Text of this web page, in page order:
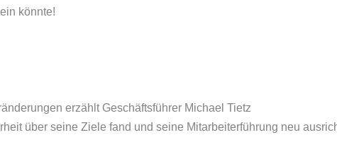
könnte!
erzählt Geschäftsführer Michael Tietz
über seine Ziele fand und seine Mitarbeiterführung neu